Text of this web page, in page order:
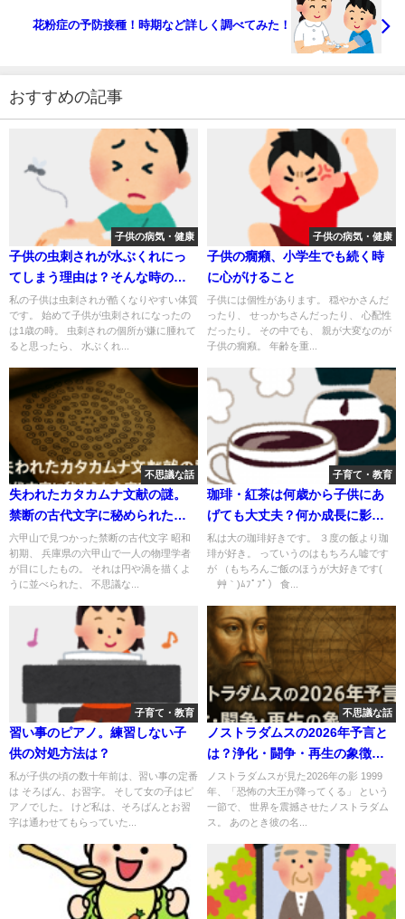
花粉症の予防接種！時期など詳しく調べてみた！
おすすめの記事
子供の病気・健康
子供の虫刺されが水ぶくれにっ
てしまう理由は？そんな時の対
処法はこちら！！
私の子供は虫刺されが酷くなりやすい体質
です。 始めて子供が虫刺されになったの
は1歳の時。 虫刺されの個所が嫌に腫れて
ると思ったら、 水ぶくれ...
子供の病気・健康
子供の癇癪、小学生でも続く時
に心がけること
子供には個性があります。 穏やかさんだ
ったり、 せっかちさんだったり、 心配性
だったり。 その中でも、 親が大変なのが
子供の癇癪。 年齢を重...
不思議な話
失われたカタカムナ文献の謎。
禁断の古代文字に秘められた宇
宙の真理とは？
六甲山で見つかった禁断の古代文字 昭和
初期、 兵庫県の六甲山で一人の物理学者
が目にしたもの。 それは円や渦を描くよ
うに並べられた、 不思議な...
子育て・教育
珈琲・紅茶は何歳から子供にあ
げても大丈夫？何か成長に影響
は？
私は大の珈琲好きです。 ３度の飯より珈
琲が好き。 っていうのはもちろん嘘です
が （もちろんご飯のほうが大好きです(
´艸｀)ﾑﾌﾟﾌﾟ） 食...
子育て・教育
習い事のピアノ。練習しない子
供の対処方法は？
私が子供の頃の数十年前は、習い事の定番
は そろばん、お習字。 そして女の子はピ
アノでした。 けど私は、そろばんとお習
字は通わせてもらっていた...
不思議な話
ノストラダムスの2026年予言と
は？浄化・闘争・再生の象徴に
秘められた謎
ノストラダムスが見た2026年の影 1999
年、「恐怖の大王が降ってくる」 という
一節で、 世界を震撼させたノストラダム
ス。 あのとき彼の名...